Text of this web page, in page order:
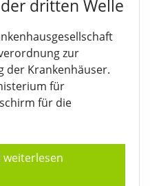
dritten Welle
zur
der Krankenhäuser.
für
für die
weiterlesen